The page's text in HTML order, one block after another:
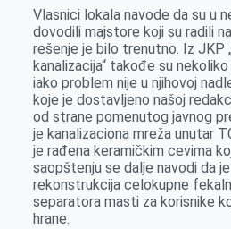
Vlasnici lokala navode da su u
dovodili majstore koji su radili
rešenje je bilo trenutno. Iz JKP
kanalizacija“ takođe su
iako problem nije u njihovoj
koje je dostavljeno našoj
od strane pomenutog javnog
je kanalizaciona mreža unutar
je rađena keramičkim cevima
saopštenju se dalje navodi da
rekonstrukcija celokupne
separatora masti za korisnike
hrane.